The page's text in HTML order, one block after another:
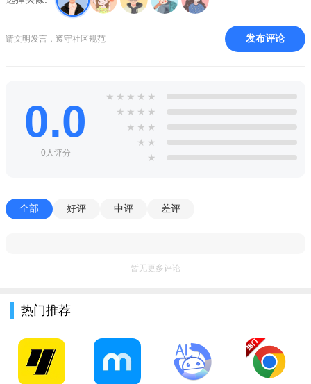
需要利用硬件加速功能，该功能目前只有在最新的"冰激凌三明
治"系统中具备。
地址栏的搜索和导航更加直接；
可打开无限个标签，轻易预览所堆叠标签并切换；
即便是在用户离线状态下，将桌面版 Chrome 页面一键发送
更新日志
更正了多项错误并提升了速度。
请文明发言，遵守社区规范 发布评论
0.0
0人评分
★ ★ ★ ★ ★
★ ★ ★ ★
★ ★ ★
★ ★
★
全部 好评 中评 差评
暂无更多评论
热门推荐